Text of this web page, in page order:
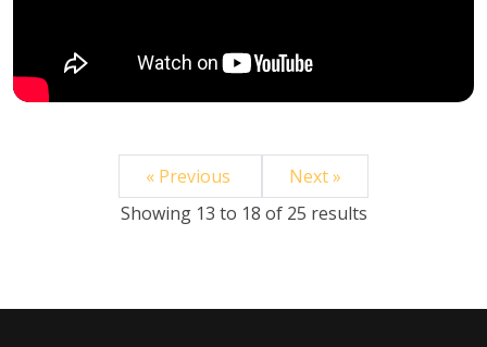
« Previous
Next »
Showing 13 to 18 of 25 results